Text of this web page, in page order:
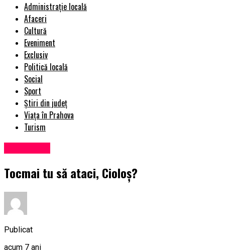
Administrație locală
Afaceri
Cultură
Eveniment
Exclusiv
Politică locală
Social
Sport
Știri din județ
Viața în Prahova
Turism
Tocmai tu să ataci, Cioloș?
Publicat
acum 7 ani